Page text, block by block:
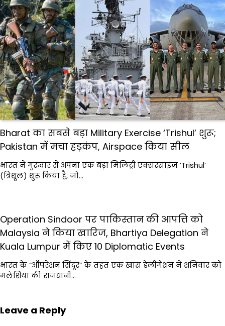
Bharat का सबसे बड़ा Military Exercise ‘Trishul’ शुरू;
Pakistan में मचा हड़कंप, Airspace किया सील
भारत ने गुरुवार से अपना एक बड़ा मिलिट्री एक्सरसाइज़ ‘Trishul’
(त्रिशूल) शुरू किया है, जो…
Operation Sindoor पर पाकिस्तान की आपत्ति को
Malaysia ने किया खारिज, Bhartiya Delegation ने
Kuala Lumpur में किए 10 Diplomatic Events
भारत के “ऑपरेशन सिंदूर” के तहत एक खास डेलीगेशन ने शनिवार को
मलेशिया की राजधानी…
Leave a Reply